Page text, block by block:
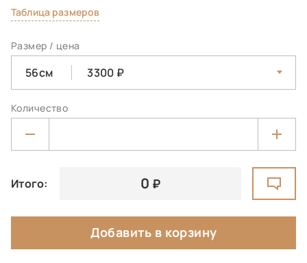
Таблица размеров
Размер / цена
56см 3300
Количество
Итого: 0
Добавить в корзину